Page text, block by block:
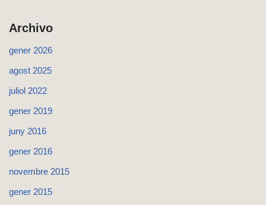
Archivo
gener 2026
agost 2025
juliol 2022
gener 2019
juny 2016
gener 2016
novembre 2015
gener 2015